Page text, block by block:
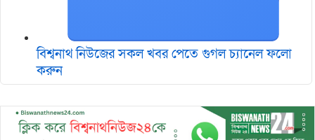
বিশ্বনাথ নিউজের সকল খবর পেতে গুগল চ‌্যানেল ফলো
করুন